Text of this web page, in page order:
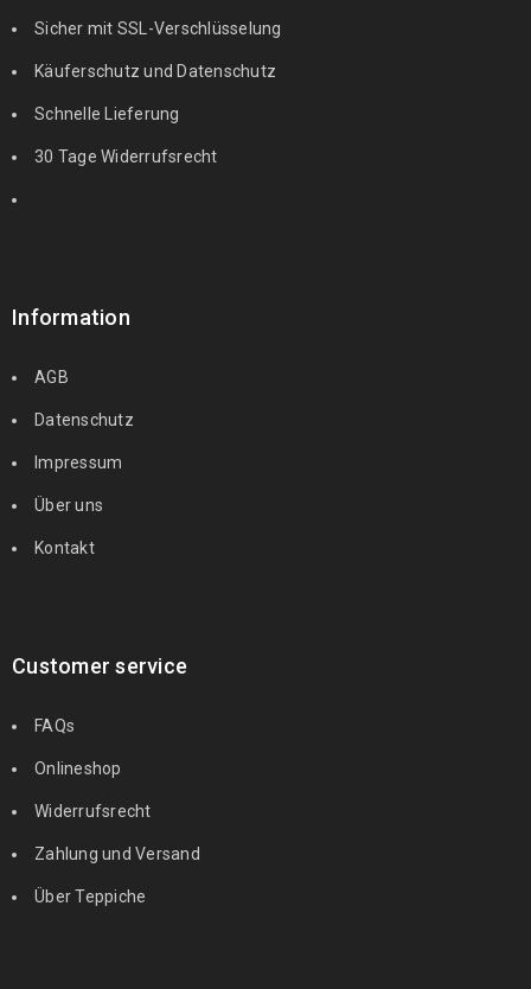
Sicher mit SSL-Verschlüsselung
Käuferschutz und Datenschutz
Schnelle Lieferung
30 Tage Widerrufsrecht
Information
AGB
Datenschutz
Impressum
Über uns
Kontakt
Customer service
FAQs
Onlineshop
Widerrufsrecht
Zahlung und Versand
Über Teppiche